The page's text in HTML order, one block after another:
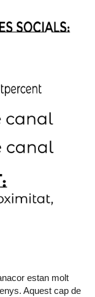
estan molt
Aquest cap de